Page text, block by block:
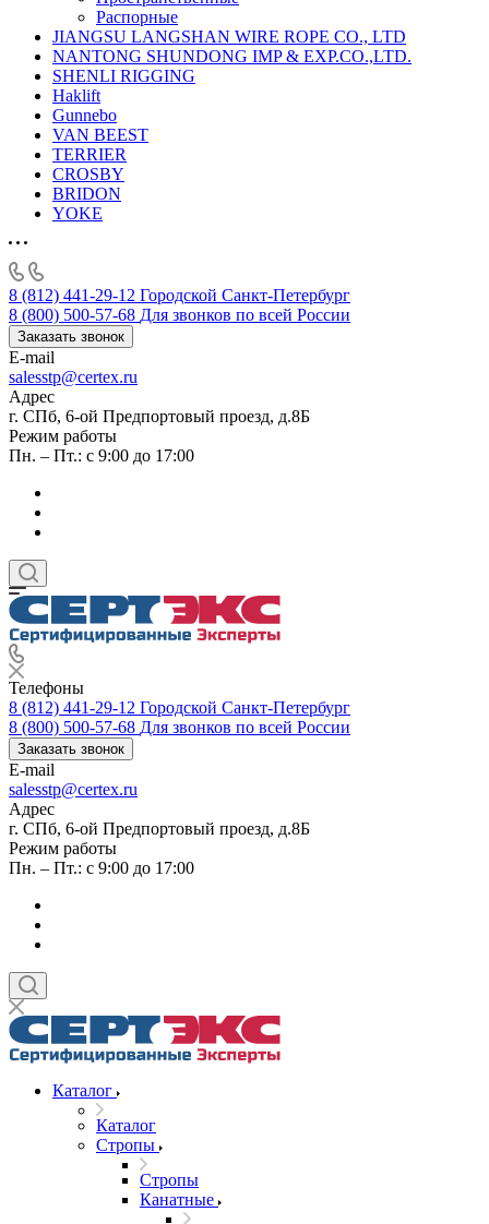
Распорные
JIANGSU LANGSHAN WIRE ROPE CO., LTD
NANTONG SHUNDONG IMP & EXP.CO.,LTD.
SHENLI RIGGING
Haklift
Gunnebo
VAN BEEST
TERRIER
CROSBY
BRIDON
YOKE
8 (812) 441-29-12 Городской Санкт-Петербург
8 (800) 500-57-68 Для звонков по всей России
Заказать звонок
E-mail
salesstp@certex.ru
Адрес
г. СПб, 6-ой Предпортовый проезд, д.8Б
Режим работы
Пн. – Пт.: с 9:00 до 17:00
Телефоны
8 (812) 441-29-12 Городской Санкт-Петербург
8 (800) 500-57-68 Для звонков по всей России
Заказать звонок
E-mail
salesstp@certex.ru
Адрес
г. СПб, 6-ой Предпортовый проезд, д.8Б
Режим работы
Пн. – Пт.: с 9:00 до 17:00
Каталог
Каталог
Стропы
Стропы
Канатные